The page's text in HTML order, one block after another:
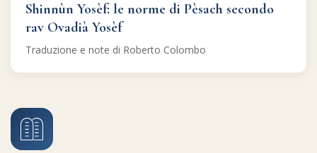
Shinnùn Yosèf: le norme di Pèsach secondo
rav Ovadià Yosèf
Traduzione e note di Roberto Colombo